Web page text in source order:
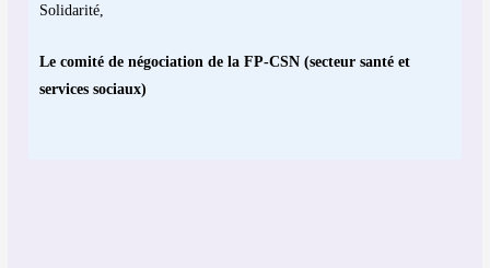
Solidarité,
Le comité de négociation de la FP-CSN (secteur santé et
services sociaux)